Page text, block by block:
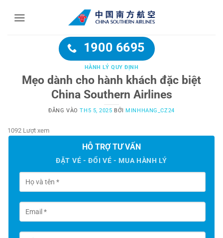
1900 6695
HÀNH LÝ QUY ĐỊNH
Mẹo dành cho hành khách đặc biệt
China Southern Airlines
ĐĂNG VÀOTH5 5, 2025 BỞI MINHHANG_CZ24
1092 Lượt xem
HỖ TRỢ TƯ VẤN
ĐẶT VÉ - ĐỔI VÉ - MUA HÀNH LÝ